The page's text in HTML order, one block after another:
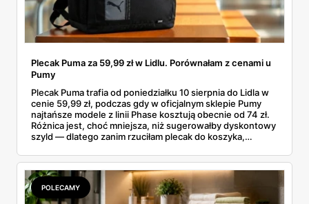
Plecak Puma za 59,99 zł w Lidlu. Porównałam z cenami u
Pumy
Plecak Puma trafia od poniedziałku 10 sierpnia do Lidla w
cenie 59,99 zł, podczas gdy w oficjalnym sklepie Pumy
najtańsze modele z linii Phase kosztują obecnie od 74 zł.
Różnica jest, choć mniejsza, niż sugerowałby dyskontowy
szyld — dlatego zanim rzuciłam plecak do koszyka,
rozpiska: co dokładnie sprzedaje Lidl, ile kosztują
odpowiedniki u producenta i komu ten zakup naprawdę
się opłaci.
POLECAMY